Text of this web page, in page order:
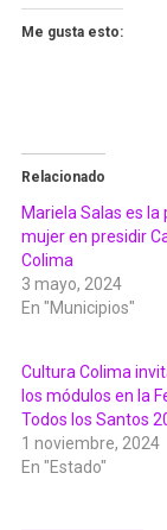
Me gusta esto:
Relacionado
Mariela Salas es la
mujer en presidir
Colima
3 mayo, 2024
En "Municipios"
Cultura Colima
los módulos en la
Todos los Santos
1 noviembre, 2024
En "Estado"